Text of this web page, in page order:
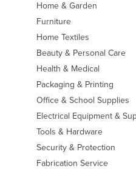
Home & Garden
Furniture
Home Textiles
Beauty & Personal Care
Health & Medical
Packaging & Printing
Office & School Supplies
Electrical Equipment &
Tools & Hardware
Security & Protection
Fabrication Service